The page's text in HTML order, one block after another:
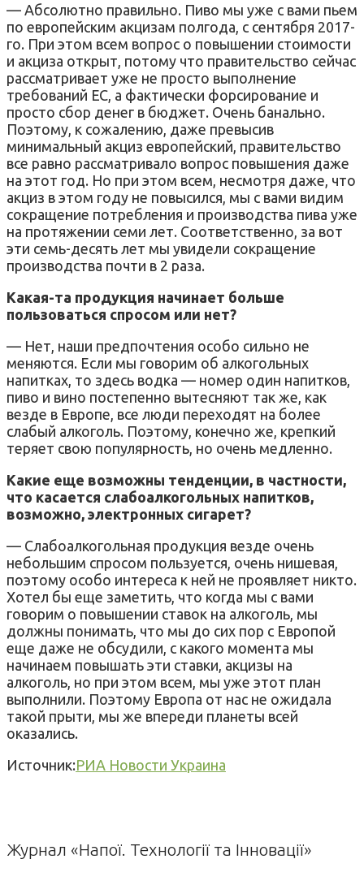
— Абсолютно правильно. Пиво мы уже с вами пьем
по европейским акцизам полгода, с сентября 2017-
го. При этом всем вопрос о повышении стоимости
и акциза открыт, потому что правительство сейчас
рассматривает уже не просто выполнение
требований ЕС, а фактически форсирование и
просто сбор денег в бюджет. Очень банально.
Поэтому, к сожалению, даже превысив
минимальный акциз европейский, правительство
все равно рассматривало вопрос повышения даже
на этот год. Но при этом всем, несмотря даже, что
акциз в этом году не повысился, мы с вами видим
сокращение потребления и производства пива уже
на протяжении семи лет. Соответственно, за вот
эти семь-десять лет мы увидели сокращение
производства почти в 2 раза.
Какая-та продукция начинает больше
пользоваться спросом или нет?
— Нет, наши предпочтения особо сильно не
меняются. Если мы говорим об алкогольных
напитках, то здесь водка — номер один напитков,
пиво и вино постепенно вытесняют так же, как
везде в Европе, все люди переходят на более
слабый алкоголь. Поэтому, конечно же, крепкий
теряет свою популярность, но очень медленно.
Какие еще возможны тенденции, в частности,
что касается слабоалкогольных напитков,
возможно, электронных сигарет?
— Слабоалкогольная продукция везде очень
небольшим спросом пользуется, очень нишевая,
поэтому особо интереса к ней не проявляет никто.
Хотел бы еще заметить, что когда мы с вами
говорим о повышении ставок на алкоголь, мы
должны понимать, что мы до сих пор с Европой
еще даже не обсудили, с какого момента мы
начинаем повышать эти ставки, акцизы на
алкоголь, но при этом всем, мы уже этот план
выполнили. Поэтому Европа от нас не ожидала
такой прыти, мы же впереди планеты всей
оказались.
Источник:РИА Новости Украина
Журнал «Напої. Технології та Інновації»